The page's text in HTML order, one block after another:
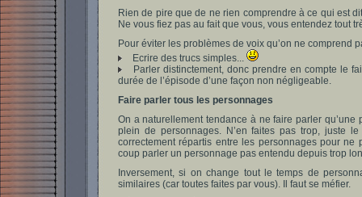
Rien de pire que de ne rien comprendre à ce qui est
Ne vous fiez pas au fait que vous, vous entendez tout
Pour éviter les problèmes de voix qu’on ne comprend
Ecrire des trucs simples...
Parler distinctement, donc prendre en compte le
durée de l’épisode d’une façon non négligeable.
Faire parler tous les personnages
On a naturellement tendance à ne faire parler qu’une
plein de personnages. N’en faites pas trop, juste
correctement répartis entre les personnages pour
coup parler un personnage pas entendu depuis trop
Inversement, si on change tout le temps de
similaires (car toutes faites par vous). Il faut se méfier.